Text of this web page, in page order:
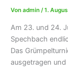
Vonadmin/1.
Am 23. und 24.
Spechbach
Das
ausgetragen